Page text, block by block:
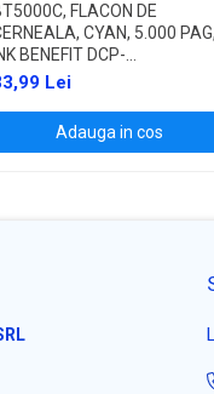
FLACON DE
CYAN, 5.000 PAG,
BENEFIT DCP-
T500W/T700W
Lei
Adauga in cos